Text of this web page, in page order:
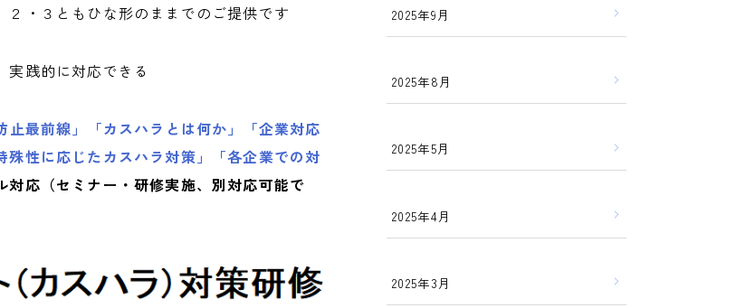
２・３ともひな形のままでのご提供です
践的に対応できる
止最前線」「カスハラとは何か」「企業対応
性に応じたカスハラ対策」「各企業での対
対応 （セミナー・研修実施、別対応可能で
2025年9月
2025年8月
2025年5月
2025年4月
2025年3月